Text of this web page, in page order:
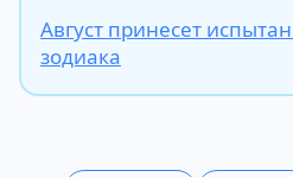
Август принесет
зодиака